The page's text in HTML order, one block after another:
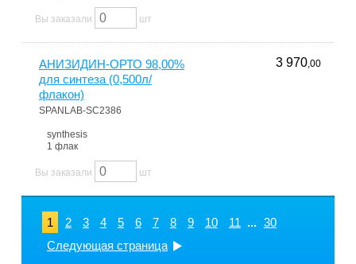
Вы заказали шт
АНИЗИДИН-ОРТО 98,00%
для синтеза (0,500л/
флакон)
SPANLAB-SC2386
synthesis
1 флак
3 970,00
Вы заказали шт
1 2 3 4 5 6 7 8 9 10 11 ... 30
Следующая страница